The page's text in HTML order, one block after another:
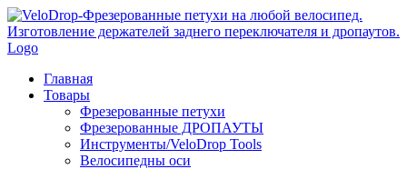
Skip
to
content
Главная
Товары
Фрезерованные петухи
Фрезерованные ДРОПАУТЫ
Инструменты/VeloDrop Tools
Велосипедны оси